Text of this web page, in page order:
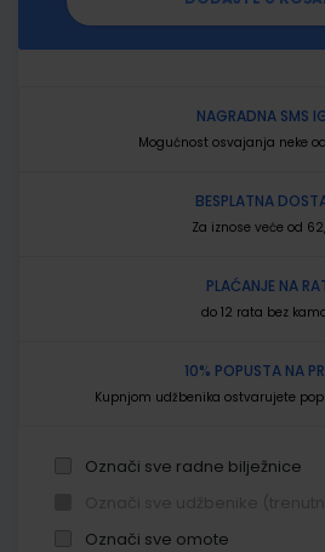
NAGRADNA SMS
Mogućnost osvajanja neke
BESPLATNA
Za iznose veće od
PLAĆANJE NA
do 12 rata bez
10% POPUSTA NA
Kupnjom udžbenika ostvarujete
Označi sve radne bilježnice
Označi sve omote